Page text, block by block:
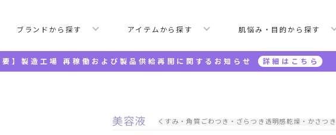
ブランドから探す アイテムから探す 肌悩み・目的から探す
要】製造工場 再稼働および製品供給再開に関するお知らせ 詳細はこちら
エッセンス
美容液 くすみ・角質ごわつき・ざらつき透明感乾燥・かさつき